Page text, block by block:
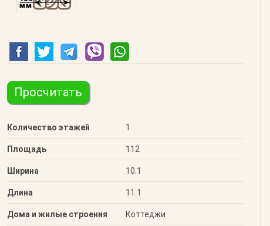
Просчитать
Количество этажей 1
Площадь 112
Ширина 10.1
Длина 11.1
Дома и жилые строения Коттеджи